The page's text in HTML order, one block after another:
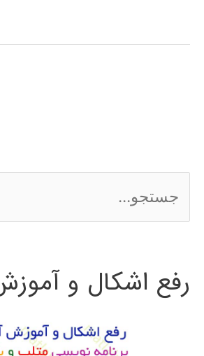
بهینه‌سازی
matlab
س
ج
رفع اشکال و